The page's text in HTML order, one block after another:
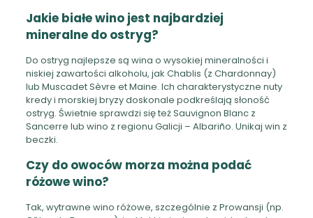
Jakie białe wino jest najbardziej
mineralne do ostryg?
Do ostryg najlepsze są wina o wysokiej mineralności i
niskiej zawartości alkoholu, jak Chablis (z Chardonnay)
lub Muscadet Sèvre et Maine. Ich charakterystyczne nuty
kredy i morskiej bryzy doskonale podkreślają słoność
ostryg. Świetnie sprawdzi się też Sauvignon Blanc z
Sancerre lub wino z regionu Galicji – Albariño. Unikaj win z
beczki.
Czy do owoców morza można podać
różowe wino?
Tak, wytrawne wino różowe, szczególnie z Prowansji (np.